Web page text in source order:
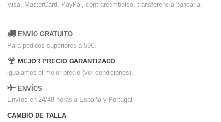
Visa, MasterCard, PayPal, contrareembolso, transferencia bancaria.
ENVÍO GRATUITO
Para pedidos superiores a 59€.
MEJOR PRECIO GARANTIZADO
igualamos el mejor precio (ver condiciones).
ENVÍOS
Envíos en 24/48 horas a España y Portugal
CAMBIO DE TALLA